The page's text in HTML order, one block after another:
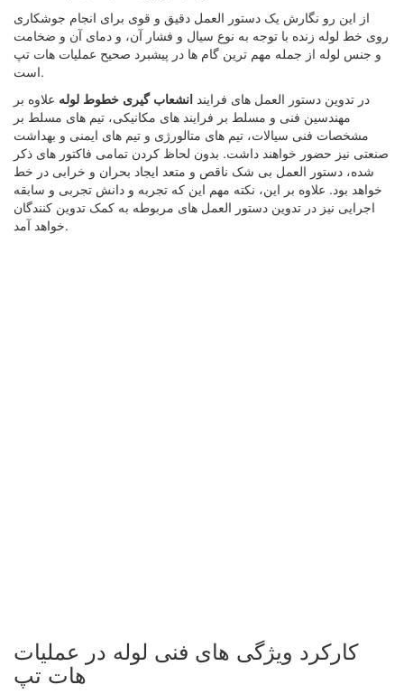
از این رو نگارش یک دستور العمل دقیق و قوی برای انجام جوشکاری
روی خط لوله زنده با توجه به نوع سیال و فشار آن، و دمای آن و ضخامت
و جنس لوله از جمله مهم ترین گام ها در پیشبرد صحیح عملیات هات تپ
است.
در تدوین دستور العمل های فرایند انشعاب گیری خطوط لوله علاوه بر
مهندسین فنی و مسلط بر فرایند های مکانیکی، تیم های مسلط بر
مشخصات فنی سیالات، تیم های متالورژی و تیم های ایمنی و بهداشت
صنعتی نیز حضور خواهند داشت. بدون لحاظ کردن تمامی فاکتور های ذکر
شده، دستور العمل بی شک ناقص و متعد ایجاد بحران و خرابی در خط
خواهد بود. علاوه بر این، نکته مهم این که تجربه و دانش تجربی و سابقه
اجرایی نیز در تدوین دستور العمل های مربوطه به کمک تدوین کنندگان
خواهد آمد.
کارکرد ویژگی ‌های فنی لوله در عملیات
هات تپ